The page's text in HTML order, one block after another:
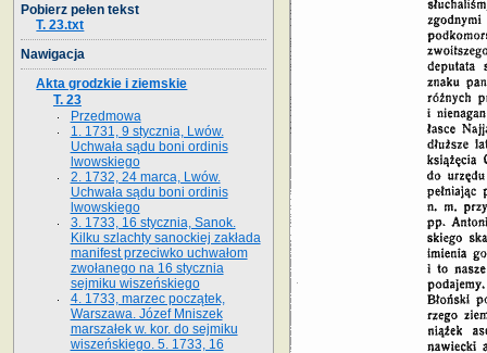
Pobierz pełen tekst
T. 23.txt
Nawigacja
Akta grodzkie i ziemskie
T. 23
Przedmowa
1. 1731, 9 stycznia, Lwów.
Uchwała sądu boni ordinis
lwowskiego
2. 1732, 24 marca, Lwów.
Uchwała sądu boni ordinis
lwowskiego
3. 1733, 16 stycznia, Sanok.
Kilku szlachty sanockiej zakłada
manifest przeciwko uchwałom
zwołanego na 16 stycz­nia
sejmiku wiszeńskiego
4. 1733, marzec początek,
Warszawa. Józef Mniszek
marszałek w. kor. do sejmiku
wiszeńskiego. 5. 1733, 16